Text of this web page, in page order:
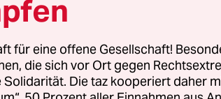
irgendwann die Nase voll
wuseligen Spielerinnen,
haben, den Deutschen
für eine offene Gesellschaft!
die sich vor Ort gegen
Solidarität. Die taz kooperiert daher